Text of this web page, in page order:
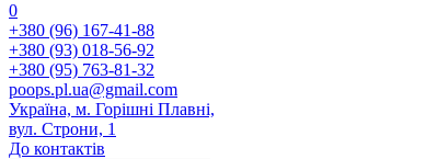
0
+380 (96) 167-41-88
+380 (93) 018-56-92
+380 (95) 763-81-32
poops.pl.ua@gmail.com
Україна, м. Горішні Плавні,
вул. Строни, 1
До контактів